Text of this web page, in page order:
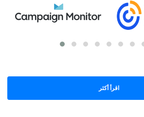
اقرأ أكثر